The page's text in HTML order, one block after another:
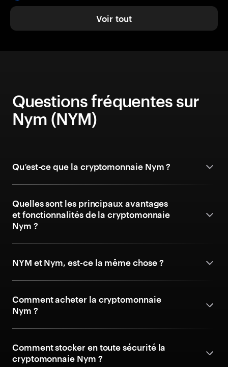
Voir tout
Questions fréquentes sur
Nym (NYM)
Qu’est-ce que la cryptomonnaie Nym ?
Quelles sont les principaux avantages
et fonctionnalités de la cryptomonnaie
Nym ?
NYM et Nym, est-ce la même chose ?
Comment acheter la cryptomonnaie
Nym ?
Comment stocker en toute sécurité la
cryptomonnaie Nym ?